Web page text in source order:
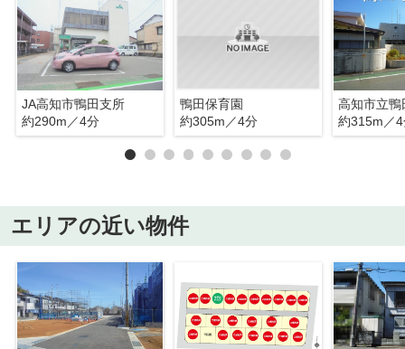
JA高知市鴨田支所
約290m／4分
鴨田保育園
約305m／4分
高知市立鴨
約315m／
エリアの近い物件